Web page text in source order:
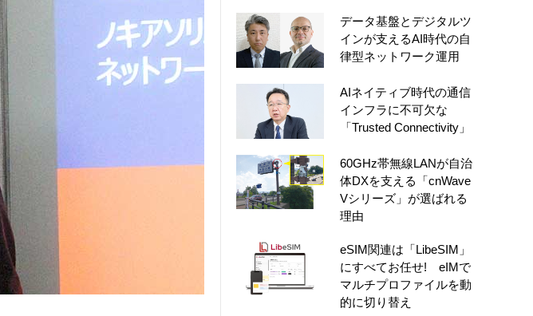
データ基盤とデジタルツ
インが支えるAI時代の自
律型ネットワーク運用
AIネイティブ時代の通信
インフラに不可欠な
「Trusted Connectivity」
60GHz帯無線LANが自治
体DXを支える「cnWave
Vシリーズ」が選ばれる
理由
eSIM関連は「LibeSIM」
にすべてお任せ! eIMで
マルチプロファイルを動
的に切り替え